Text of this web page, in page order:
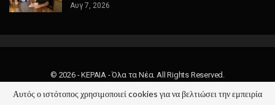
Αυγ 7, 2026
© 2026 - ΚΕΡΑΙΑ - Όλα τα Νέα. All Rights Reserved.
Website Design:keraia.gr
Αυτός ο ιστότοπος χρησιμοποιεί cookies για να βελτιώσει την εμπειρία